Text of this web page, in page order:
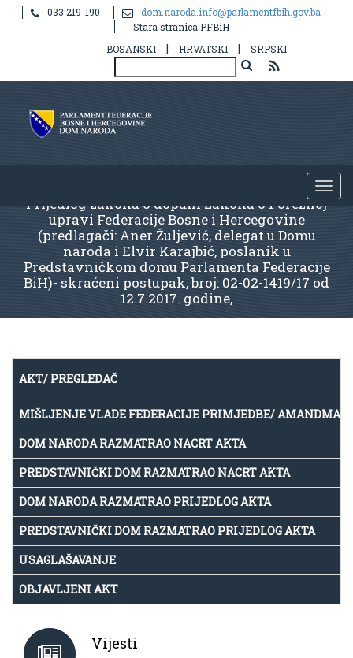
033 219-190
dom.naroda.info@parlamentfbih.gov.ba
Stara stranica PFBiH
BOSANSKI
| HRVATSKI | SRPSKI
Prijedlog zakona o dopuni Zakona o Poreznoj
upravi Federacije Bosne i Hercegovine
(predlagači: Aner Žuljević, delegat u Domu
naroda i Elvir Karajbić, poslanik u
Predstavničkom domu Parlamenta Federacije
BiH)- skraćeni postupak, broj: 02-02-1419/17 od
12.7.2017. godine,
AKT/ PREGLEDAČ
MIŠLJENJE VLADE FEDERACIJE PRIMJEDBE/
DOM NARODA RAZMATRAO NACRT AKTA
PREDSTAVNIČKI DOM RAZMATRAO NACRT AKTA
DOM NARODA RAZMATRAO PRIJEDLOG AKTA
PREDSTAVNIČKI DOM RAZMATRAO PRIJEDLOG AKTA
USAGLAŠAVANJE
OBJAVLJENI AKT
Vijesti